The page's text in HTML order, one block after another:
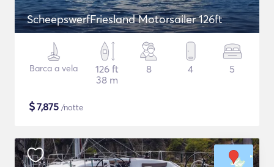
ScheepswerfFriesland Motorsailer 126ft
Barca a vela
126 ft
38 m
8 4 5
$7,875 /notte